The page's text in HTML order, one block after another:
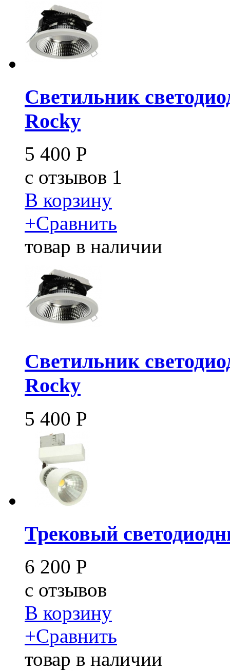
Светильник
Rocky
5 400 Р
c отзывов 1
В корзину
+Сравнить
товар в наличии
Светильник
Rocky
5 400 Р
Трековый
6 200 Р
c отзывов
В корзину
+Сравнить
товар в наличии